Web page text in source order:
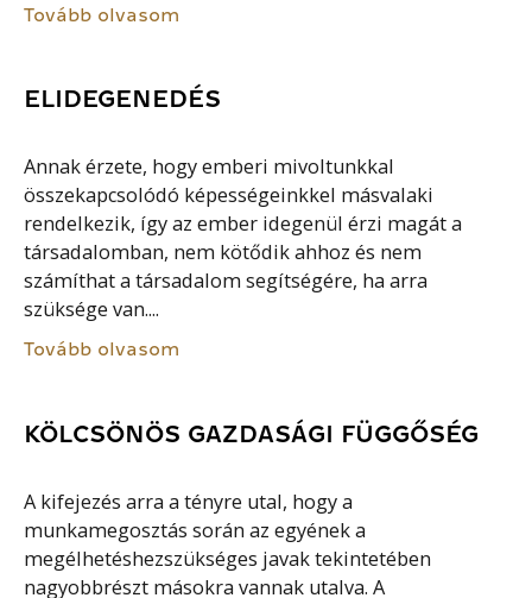
Tovább olvasom
ELIDEGENEDÉS
Annak érzete, hogy emberi mivoltunkkal
összekapcsolódó képességeinkkel másvalaki
rendelkezik, így az ember idegenül érzi magát a
társadalomban, nem kötődik ahhoz és nem
számíthat a társadalom segítségére, ha arra
szüksége van....
Tovább olvasom
KÖLCSÖNÖS GAZDASÁGI FÜGGŐSÉG
A kifejezés arra a tényre utal, hogy a
munkamegosztás során az egyének a
megélhetéshezszükséges javak tekintetében
nagyobbrészt másokra vannak utalva. A